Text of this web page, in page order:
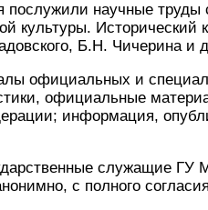
послужили научные труды
культуры. Исторический
Б.Н. Чичерина и
официальных и
официальные
информация,
служащие
с полного